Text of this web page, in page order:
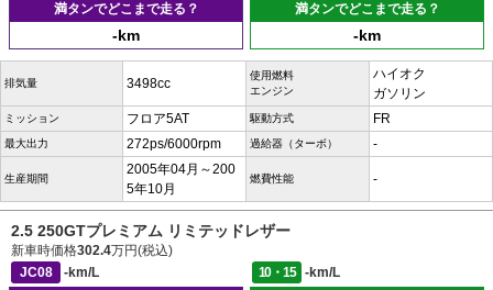
満タンでどこまで走る？
-km
満タンでどこまで走る？
-km
排気量 3498cc
使用燃料
エンジン
ハイオク
ガソリン
ミッション フロア5AT 駆動方式 FR
最大出力 272ps/6000rpm 過給器（ターボ） -
生産期間
2005年04月～200
5年10月
燃費性能 -
2.5 250GTプレミアム リミテッドレザー
新車時価格302.4万円(税込)
JC08
-km/L 10・15
-km/L